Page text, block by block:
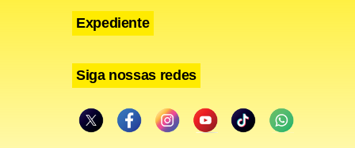
Expediente
Siga nossas redes